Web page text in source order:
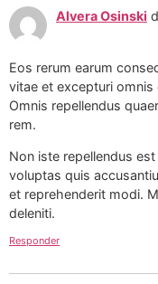
Alvera Osinski
Eos rerum earum
vitae et excepturi omnis
Omnis repellendus
rem.
Non iste repellendus
voluptas quis
et reprehenderit modi.
deleniti.
Responder